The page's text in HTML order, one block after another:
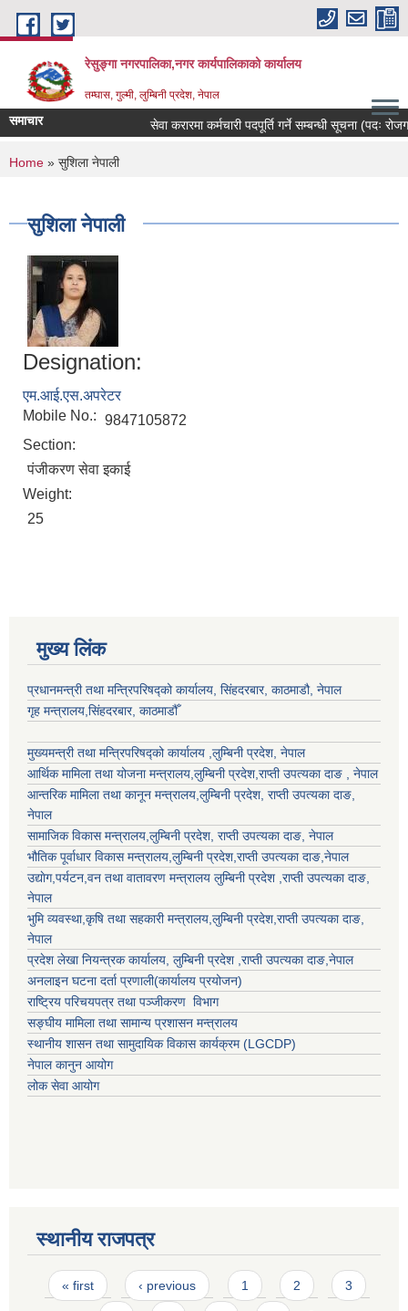
Skip to main content
रेसुङ्गा नगरपालिका,नगर कार्यपालिकाको कार्यालय
तम्घास, गुल्मी, लुम्बिनी प्रदेश, नेपाल
समाचार सेवा करारमा कर्मचारी पदपूर्ति गर्ने सम्बन्धी सूचना (पदः
You are here
Home » सुशिला नेपाली
सुशिला नेपाली
Designation:
एम.आई.एस.अपरेटर
Mobile No.: 9847105872
Section:
पंजीकरण सेवा इकाई
Weight:
25
मुख्य लिंक
प्रधानमन्त्री तथा मन्त्रिपरिषद्को कार्यालय, सिंहदरबार, काठमाडौ, नेपाल
गृह मन्त्रालय,सिंहदरबार, काठमाडौँ
मुख्यमन्त्री तथा मन्त्रिपरिषद्को कार्यालय ,लुम्बिनी प्रदेश, नेपाल
आर्थिक मामिला तथा योजना मन्त्रालय,लुम्बिनी प्रदेश,राप्ती उपत्यका दाङ , नेपाल
आन्तरिक मामिला तथा कानून मन्त्रालय,लुम्बिनी प्रदेश, राप्ती उपत्यका दाङ,
नेपाल
सामाजिक विकास मन्त्रालय,लुम्बिनी प्रदेश, राप्ती उपत्यका दाङ, नेपाल
भौतिक पूर्वाधार विकास मन्त्रालय,लुम्बिनी प्रदेश,राप्ती उपत्यका दाङ,नेपाल
उद्याेग,पर्यटन,वन तथा वातावरण मन्त्रालय लुम्बिनी प्रदेश ,राप्ती उपत्यका दाङ,
नेपाल
भुमि व्यवस्था,कृषि तथा सहकारी मन्त्रालय,लुम्बिनी प्रदेश,राप्ती उपत्यका दाङ,
नेपाल
प्रदेश लेखा नियन्त्रक कार्यालय, लुम्बिनी प्रदेश ,राप्ती उपत्यका दाङ,नेपाल
अनलाइन घटना दर्ता प्रणाली(कार्यालय प्रयोजन)
राष्ट्रिय परिचयपत्र तथा पञ्जीकरण विभाग
सङ्घीय मामिला तथा सामान्य प्रशासन मन्त्रालय
स्थानीय शासन तथा सामुदायिक विकास कार्यक्रम (LGCDP)
नेपाल कानुन आयोग
लोक सेवा आयोग
स्थानीय राजपत्र
Pages
« first ‹ previous 1 2 3